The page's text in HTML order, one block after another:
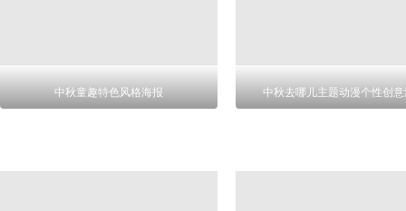
中秋童趣特色风格海报 中秋去哪儿主题动漫个性创